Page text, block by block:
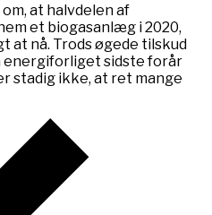
at halvdelen af
et biogasanlæg i 2020,
at nå. Trods øgede tilskud
sidste forår
stadig ikke, at ret mange